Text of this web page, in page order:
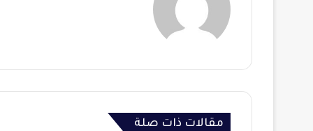
مقالات ذات صلة